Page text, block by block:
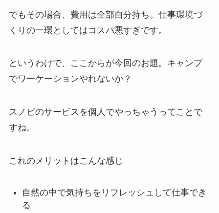
でもその場合、費用は全部自分持ち。仕事環境づ
くりの一環としてはコスパ悪すぎです。
というわけで、ここからが今回のお題。 キャンプ
でワーケーションやれないか？
スノピのサービス を個人でやっちゃう ってことで
すね。
これのメリットはこんな感じ
自然の中で気持ちをリフレッシュして仕事でき
る